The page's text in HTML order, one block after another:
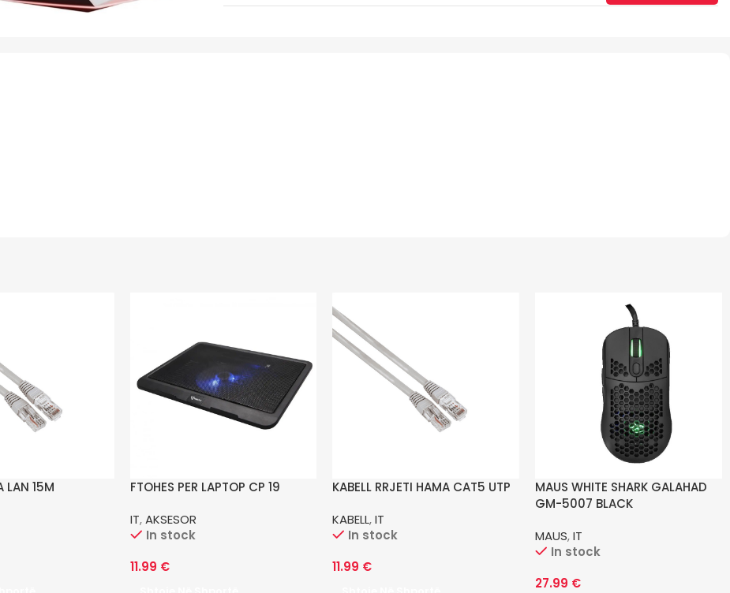
LAN 15M
FTOHES PER LAPTOP CP 19
IT,AKSESOR
In stock
11.99 €
KABELL RRJETI HAMA CAT5 UTP
KABELL,IT
In stock
11.99 €
MAUS WHITE SHARK GALAHAD
GM-5007 BLACK
MAUS,IT
In stock
27.99 €